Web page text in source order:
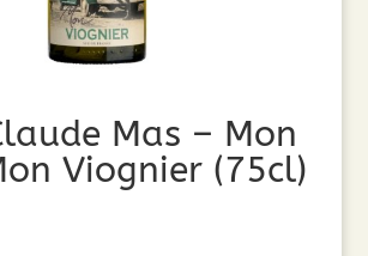
Mas – Mon
Viognier (75cl)